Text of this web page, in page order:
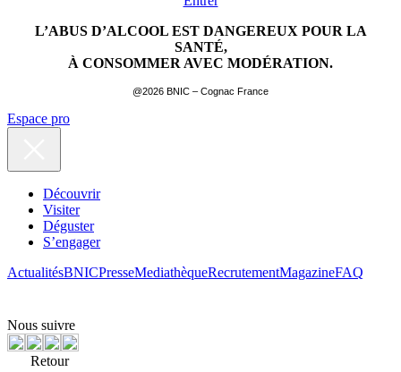
L’ABUS D’ALCOOL EST DANGEREUX POUR LA
SANTÉ,
À CONSOMMER AVEC MODÉRATION.
@2026 BNIC – Cognac France
Espace pro
Découvrir
Visiter
Déguster
S’engager
ActualitésBNICPresseMediathèqueRecrutementMagazineFAQ
Nous suivre
Retour